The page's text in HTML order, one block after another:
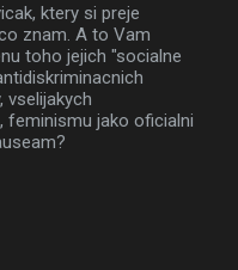
ktery si preje
znam. A to Vam
toho jejich "socialne
vselijakych
feminismu jako oficialni